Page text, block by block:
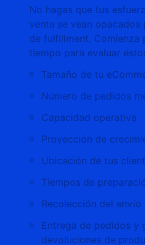
No hagas que tus
venta se vean opacados
de fulfillment. Comienza
tiempo para evaluar
Tamaño de tu
Número de pedidos
Capacidad operativa
Proyección de
Ubicación de tus
Tiempos de
Recolección del envío
Entrega de pedidos y
devoluciones de